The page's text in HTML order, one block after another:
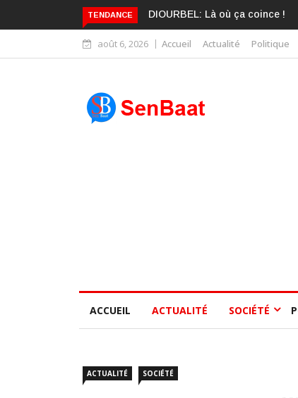
TENDANCE KARIME WADE EST DÉJÀ
août 6, 2026 Accueil Actualité Politique
ACCUEIL ACTUALITÉ SOCIÉTÉ
ACTUALITÉ SOCIÉTÉ